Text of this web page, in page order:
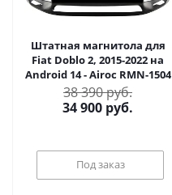
Штатная магнитола для
Fiat Doblo 2, 2015-2022 на
Android 14 - Airoc RMN-1504
38 390 руб.
34 900 руб.
Под заказ